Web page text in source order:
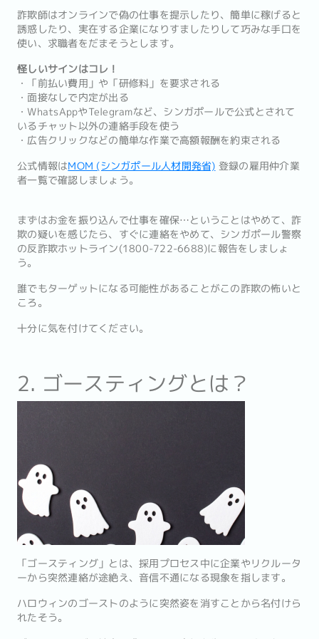
詐欺師はオンラインで偽の仕事を提示したり、簡単に稼げると
誘惑したり、実在する企業になりすましたりして巧みな手口を
使い、求職者をだまそうとします。
怪しいサインはコレ！
・「前払い費用」や「研修料」を要求される
・面接なしで内定が出る
・WhatsAppやTelegramなど、シンガポールで公式とされて
いるチャット以外の連絡手段を使う
・広告クリックなどの簡単な作業で高額報酬を約束される
公式情報はMOM (シンガポール人材開発省) 登録の雇用仲介業
者一覧で確認しましょう。
まずはお金を振り込んで仕事を確保…ということはやめて、詐
欺の疑いを感じたら、すぐに連絡をやめて、シンガポール警察
の反詐欺ホットライン(1800-722-6688)に報告をしましょ
う。
誰でもターゲットになる可能性があることがこの詐欺の怖いと
ころ。
十分に気を付けてください。
2. ゴースティングとは？
「ゴースティング」とは、採用プロセス中に企業やリクルータ
ーから突然連絡が途絶え、音信不通になる現象を指します。
ハロウィンのゴーストのように突然姿を消すことから名付けら
れたそう。